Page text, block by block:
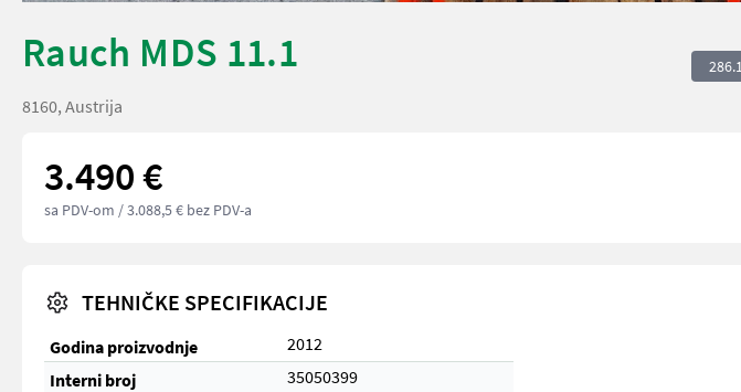
Rauch MDS 11.1
8160, Austrija
3.490 €
sa PDV-om / 3.088,5 € bez PDV-a
TEHNIČKE SPECIFIKACIJE
Godina proizvodnje
2012
Interni broj
35050399